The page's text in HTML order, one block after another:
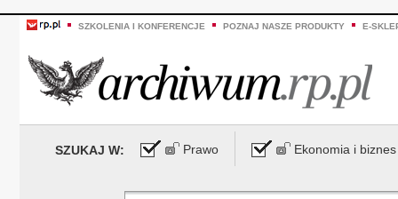
SZKOLENIA I KONFERENCJE POZNAJ NASZE PRODUKTY E-
SZUKAJ W: Prawo Ekonomia i biznes